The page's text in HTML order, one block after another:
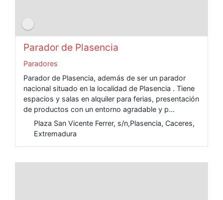
Parador de Plasencia
Paradores
Parador de Plasencia, además de ser un parador
nacional situado en la localidad de Plasencia . Tiene
espacios y salas en alquiler para ferias, presentación
de productos con un entorno agradable y p...
Plaza San Vicente Ferrer, s/n,Plasencia, Caceres,
Extremadura